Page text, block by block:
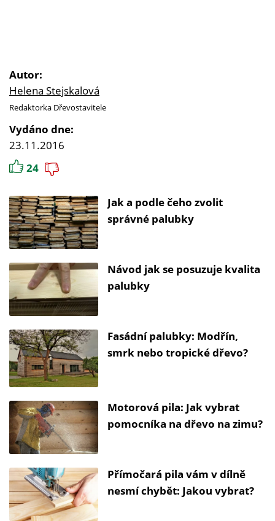
Autor:
Helena Stejskalová
Redaktorka Dřevostavitele
Vydáno dne:
23.11.2016
24
Jak a podle čeho zvolit
správné palubky
Návod jak se posuzuje kvalita
palubky
Fasádní palubky: Modřín,
smrk nebo tropické dřevo?
Motorová pila: Jak vybrat
pomocníka na dřevo na zimu?
Přímočará pila vám v dílně
nesmí chybět: Jakou vybrat?